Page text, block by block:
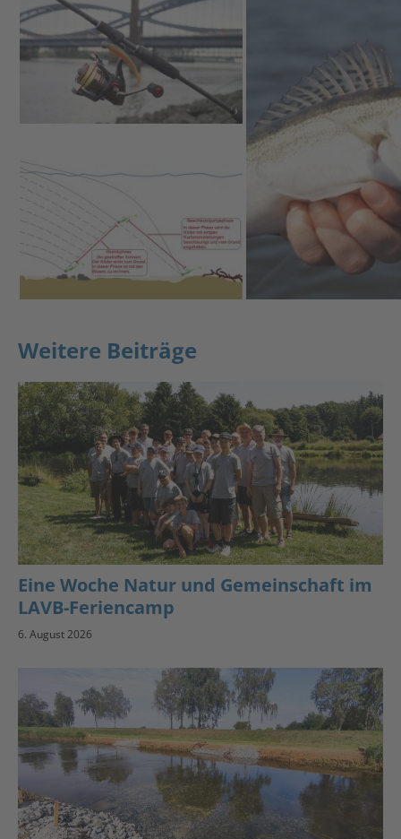
Weitere Beiträge
Eine Woche Natur und Gemeinschaft im
LAVB-Feriencamp
6. August 2026